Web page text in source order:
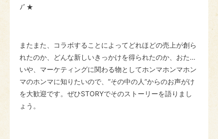
ﾉﾞ★
またまた、コラボすることによってどれほどの売上が創ら
れたのか、どんな新しいきっかけを得られたのか、おた…
いや、マーケティングに関わる物としてホンマホンマホン
マのホンマに知りたいので、”その中の人”からのお声がけ
を大歓迎です。ぜひSTORYでそのストーリーを語りまし
ょう。